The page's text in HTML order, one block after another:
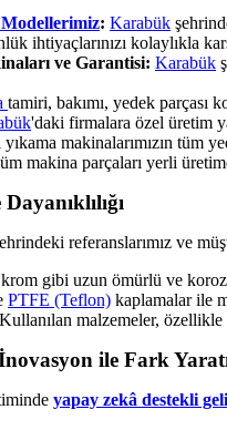
: Karabük
ihtiyaçlarınızı kolaylıkla
ve Garantisi: Karabük
tamiri, bakımı, yedek parçası
'daki firmalara özel üretim
yıkama makinalarımızın tüm
makina parçaları yerli
referanslarımız ve
gibi uzun ömürlü ve
PTFE (Teflon) kaplamalar ile
Kullanılan malzemeler, özellikle
ile Fark
yapay zekâ destekli